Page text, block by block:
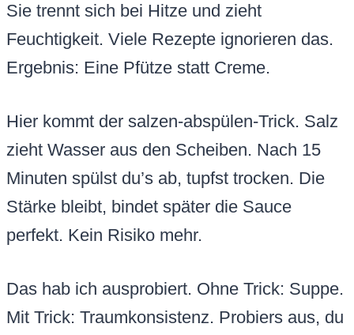
Sie trennt sich bei Hitze und zieht
Feuchtigkeit. Viele Rezepte ignorieren das.
Ergebnis: Eine Pfütze statt Creme.
Hier kommt der salzen-abspülen-Trick. Salz
zieht Wasser aus den Scheiben. Nach 15
Minuten spülst du’s ab, tupfst trocken. Die
Stärke bleibt, bindet später die Sauce
perfekt. Kein Risiko mehr.
Das hab ich ausprobiert. Ohne Trick: Suppe.
Mit Trick: Traumkonsistenz. Probiers aus, du